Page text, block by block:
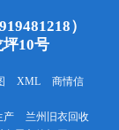
）
10号
XML
商情信
产
兰州旧衣回收